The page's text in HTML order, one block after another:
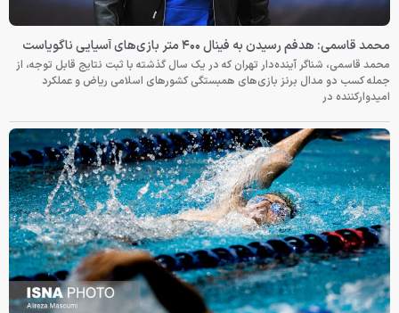
محمد قاسمی: هدفم رسیدن به فینال ۴۰۰ متر بازی‌های آسیایی ناگویاست
محمد قاسمی، شناگر آینده‌دار تهران که در یک سال گذشته با ثبت نتایج قابل توجه، از
جمله کسب دو مدال برنز بازی‌های همبستگی کشورهای اسلامی ریاض و عملکرد
امیدوارکننده در